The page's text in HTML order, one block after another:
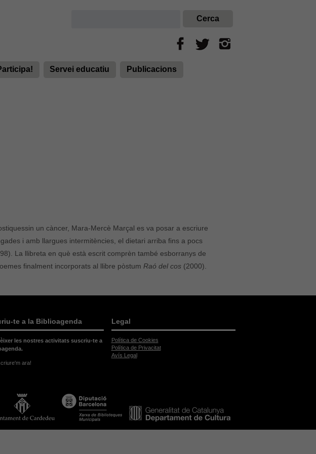
Servei educatiu Publicacions
un càncer, Mara-Mercè Marçal es va posar a escriure
i amb llargues intermitències, el dietari arriba fins a pocs
La llibreta en què està escrit comprèn també esborranys de
finalment incorporats al llibre pòstum Raó del cos (2000).
te a la Biblioagenda
les nostres activitats suscriu-te a
ara!
Legal
Política de Cookies
Política de Privacitat
Avís Legal